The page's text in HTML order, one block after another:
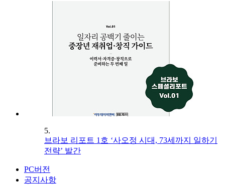
5.
브라보 리포트 1호 ‘사오정 시대, 73세까지 일하기
전략’ 발간
PC버전
공지사항